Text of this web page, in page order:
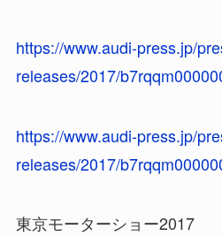
https://www.audi-press.jp/
releases/2017/
https://www.audi-press.jp/
releases/2017/
東京モーターショー2017